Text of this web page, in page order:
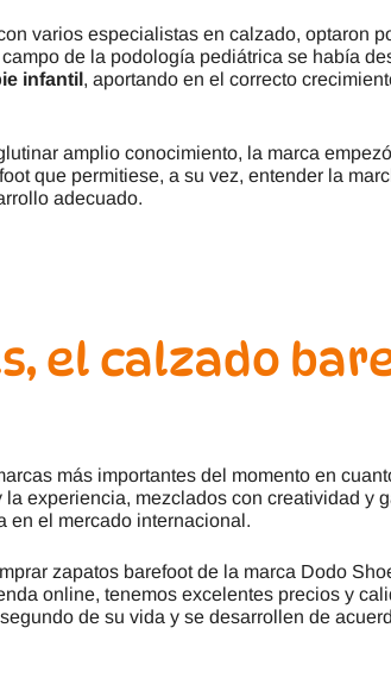
varios especialistas en calzado, optaron
de la podología pediátrica se había
infantil, aportando en el correcto
amplio conocimiento, la marca
que permitiese, a su vez, entender la
adecuado.
el calzado
más importantes del momento en
experiencia, mezclados con creatividad y
en el mercado internacional.
zapatos barefoot de la marca Dodo
online, tenemos excelentes precios y
de su vida y se desarrollen de